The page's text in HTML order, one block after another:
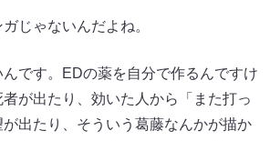
じゃないんだよね。
です。EDの薬を自分で作るんですけ
が出たり、効いた人から「また打っ
出たり、そういう葛藤なんかが描か